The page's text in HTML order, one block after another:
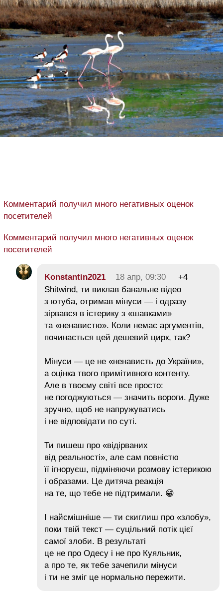
Комментарий получил много негативных оценок
посетителей
Комментарий получил много негативных оценок
посетителей
Konstantin2021 18 апр, 09:30
+4
Shitwind, ти виклав банальне відео
з ютуба, отримав мінуси — і одразу
зірвався в істерику з «шавками»
та «ненавистю». Коли немає аргументів,
починається цей дешевий цирк, так?
Мінуси — це не «ненависть до України»,
а оцінка твого примітивного контенту.
Але в твоєму світі все просто:
не погоджуються — значить вороги. Дуже
зручно, щоб не напружуватись
і не відповідати по суті.
Ти пишеш про «відірваних
від реальності», але сам повністю
її ігноруєш, підміняючи розмову істерикою
і образами. Це дитяча реакція
на те, що тебе не підтримали. 😁
І найсмішніше — ти скиглиш про «злобу»,
поки твій текст — суцільний потік цієї
самої злоби. В результаті
це не про Одесу і не про Куяльник,
а про те, як тебе зачепили мінуси
і ти не зміг це нормально пережити.